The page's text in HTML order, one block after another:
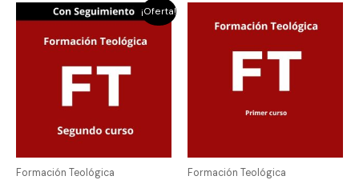
¡Oferta!
Formación Teológica
El
precio
original
era:
300,00 €.
El
precio
actual
es:
280,00 €.
Formación Teológica